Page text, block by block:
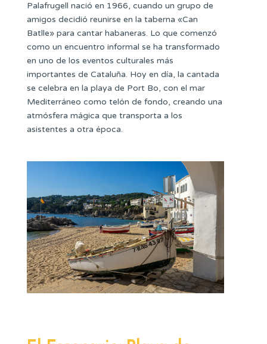
Palafrugell nació en 1966, cuando un grupo de
amigos decidió reunirse en la taberna «Can
Batlle» para cantar habaneras. Lo que comenzó
como un encuentro informal se ha transformado
en uno de los eventos culturales más
importantes de Cataluña. Hoy en día, la cantada
se celebra en la playa de Port Bo, con el mar
Mediterráneo como telón de fondo, creando una
atmósfera mágica que transporta a los
asistentes a otra época.